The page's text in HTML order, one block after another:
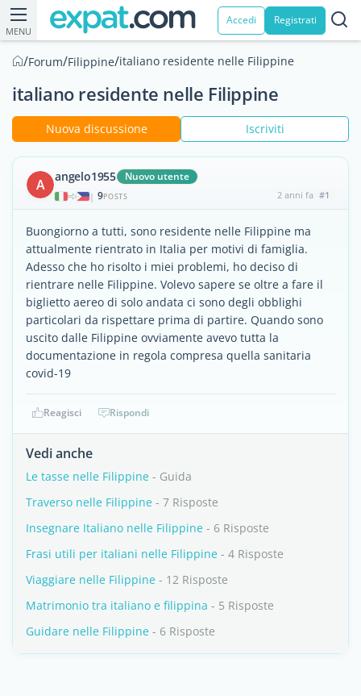
MENU
Accedi Registrati
/Forum/Filippine/italiano residente nelle Filippine
italiano residente nelle Filippine
Nuova discussione Iscriviti
A angelo1955 Nuovo utente
| 9POSTS 2 anni fa #1
Buongiorno a tutti, sono residente nelle Filippine ma
attualmente rientrato in Italia per motivi di famiglia.
Adesso che ho risolto i miei problemi, ho deciso di
rientrare nelle Filippine. Volevo sapere se oltre a fare il
biglietto aereo di solo andata ci sono degli obblighi
particolari da rispettare prima di partire. Quando sono
uscito dalle Filippine ovviamente avevo tutta la
documentazione in regola compresa quella sanitaria
covid-19
Reagisci Rispondi
Vedi anche
Le tasse nelle Filippine - Guida
Traverso nelle Filippine - 7 Risposte
Insegnare Italiano nelle Filippine - 6 Risposte
Frasi utili per italiani nelle Filippine - 4 Risposte
Viaggiare nelle Filippine - 12 Risposte
Matrimonio tra italiano e filippina - 5 Risposte
Guidare nelle Filippine - 6 Risposte